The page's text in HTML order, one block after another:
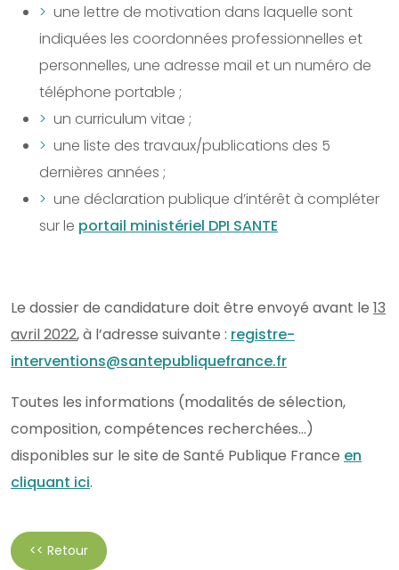
une lettre de motivation dans laquelle sont
indiquées les coordonnées professionnelles et
personnelles, une adresse mail et un numéro de
téléphone portable ;
un curriculum vitae ;
une liste des travaux/publications des 5
dernières années ;
une déclaration publique d’intérêt à compléter
sur le portail ministériel DPI SANTE
Le dossier de candidature doit être envoyé avant le 13
avril 2022, à l’adresse suivante : registre-
interventions@santepubliquefrance.fr
Toutes les informations (modalités de sélection,
composition, compétences recherchées…)
disponibles sur le site de Santé Publique France en
cliquant ici.
<< Retour